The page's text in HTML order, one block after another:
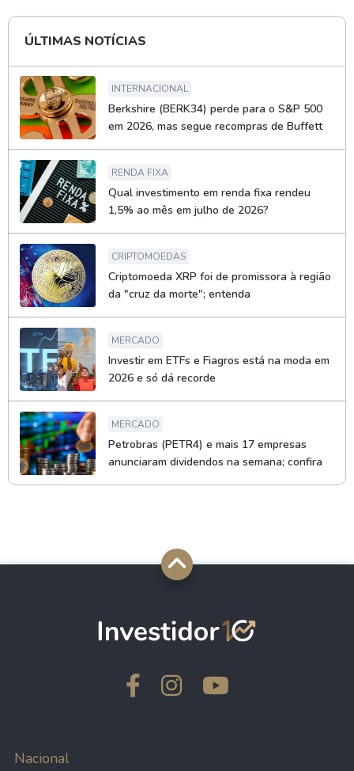
ÚLTIMAS NOTÍCIAS
INTERNACIONAL
Berkshire (BERK34) perde para o S&P 500
em 2026, mas segue recompras de Buffett
RENDA FIXA
Qual investimento em renda fixa rendeu
1,5% ao mês em julho de 2026?
CRIPTOMOEDAS
Criptomoeda XRP foi de promissora à região
da "cruz da morte"; entenda
MERCADO
Investir em ETFs e Fiagros está na moda em
2026 e só dá recorde
MERCADO
Petrobras (PETR4) e mais 17 empresas
anunciaram dividendos na semana; confira
Nacional